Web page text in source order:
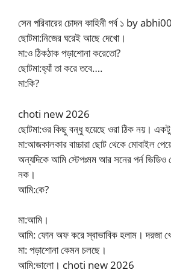
সেন পরিবারের চোদন কাহিনী পর্ব ১ by
ছোটমা:নিজের ঘরেই আছে দেখো।
মা:ও ঠিকঠাক পড়াশোনা করেতো?
ছোটমা:হ্যাঁ তা করে তবে….
মা:কি?
choti new 2026
ছোটমা:ওর কিছু বন্ধু হয়েছে ওরা ঠিক নয়। একটু
মা:আজকালকার বাচ্চারা ছোট থেকে মোবাইল পেয়ে
অন্যদিকে আমি স্টেপঃমম আর সনের পর্ন ভিডিও
নক।
আমি:কে?
মা:আমি।
আমি: ফোন অফ করে স্বাভাবিক হলাম। দরজা
মা: পড়াশোনা কেমন চলছে।
আমি:ভালো। choti new 2026